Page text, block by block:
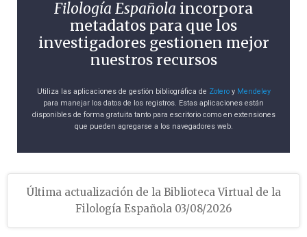
Filología Española incorpora
metadatos para que los
investigadores gestionen mejor
nuestros recursos
Utiliza las aplicaciones de gestión bibliográfica de Zoteroy Mendeley
para manejar los datos de los registros. Estas aplicaciones están
disponibles de forma gratuita tanto para escritorio como en extensiones
que pueden agregarse a los navegadores web.
Última actualización de la Biblioteca Virtual de la
Filología Española 03/08/2026